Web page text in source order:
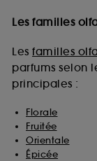
Les familles
Les familles
parfums selon
principales :
Florale
Fruitée
Orientale
Épicée
collectées ou
sur
moment
souhaitez
utilisés,